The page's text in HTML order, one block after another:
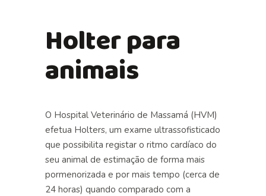
Holter para
animais
O Hospital Veterinário de Massamá (HVM)
efetua Holters, um exame ultrassofisticado
que possibilita registar o ritmo cardíaco do
seu animal de estimação de forma mais
pormenorizada e por mais tempo (cerca de
24 horas) quando comparado com a